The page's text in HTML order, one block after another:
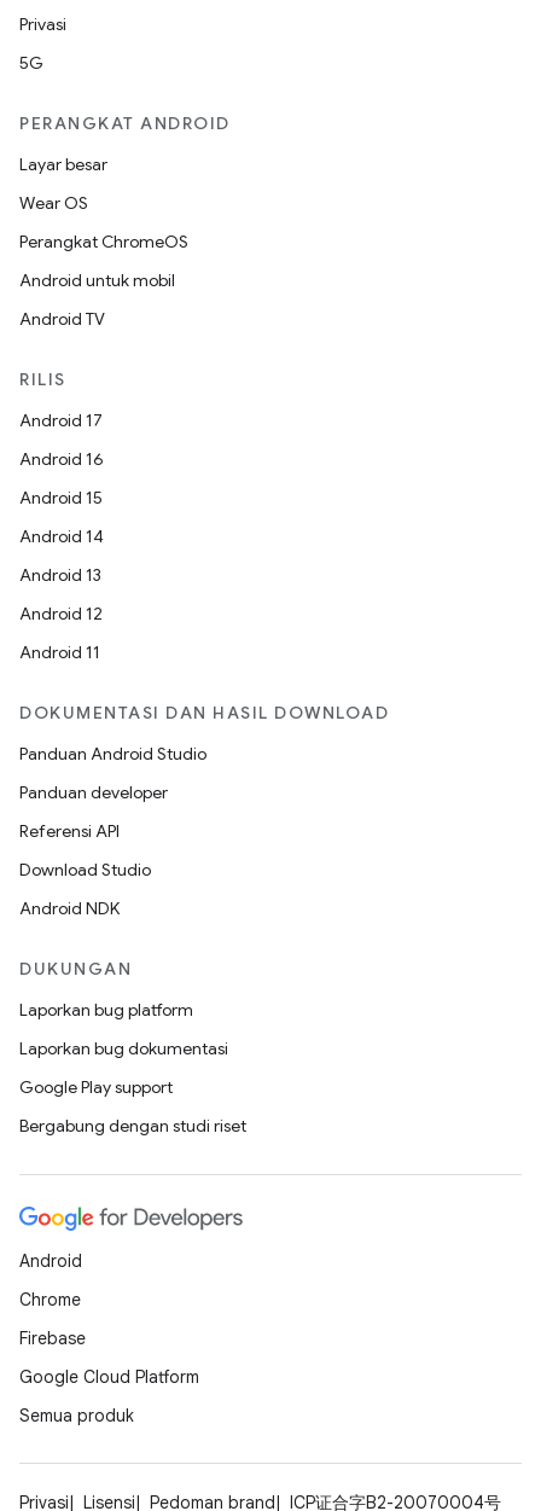
Privasi
5G
PERANGKAT ANDROID
Layar besar
Wear OS
Perangkat ChromeOS
Android untuk mobil
Android TV
RILIS
Android 17
Android 16
Android 15
Android 14
Android 13
Android 12
Android 11
DOKUMENTASI DAN HASIL DOWNLOAD
Panduan Android Studio
Panduan developer
Referensi API
Download Studio
Android NDK
DUKUNGAN
Laporkan bug platform
Laporkan bug dokumentasi
Google Play support
Bergabung dengan studi riset
Android
Chrome
Firebase
Google Cloud Platform
Semua produk
Privasi Lisensi Pedoman brand ICP证合字B2-20070004号